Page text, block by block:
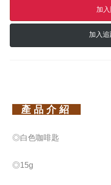
加
加入
產 品 介 紹
◎白色咖啡匙
◎15g